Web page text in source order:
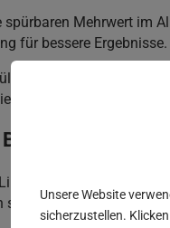
Unsere Website
sicherzustellen.
Mehrwert im
für bessere
zeigt sich dieser
Trocknung. Gleichzeitig
genau dort an, wo
sich auch